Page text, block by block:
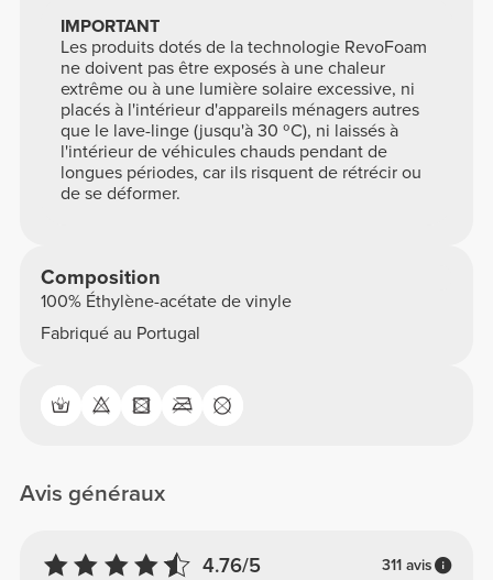
IMPORTANT
Les produits dotés de la technologie RevoFoam
ne doivent pas être exposés à une chaleur
extrême ou à une lumière solaire excessive, ni
placés à l'intérieur d'appareils ménagers autres
que le lave-linge (jusqu'à 30 ºC), ni laissés à
l'intérieur de véhicules chauds pendant de
longues périodes, car ils risquent de rétrécir ou
de se déformer.
Composition
100% Éthylène-acétate de vinyle
Fabriqué au Portugal
Avis généraux
4.76/5 311 avis